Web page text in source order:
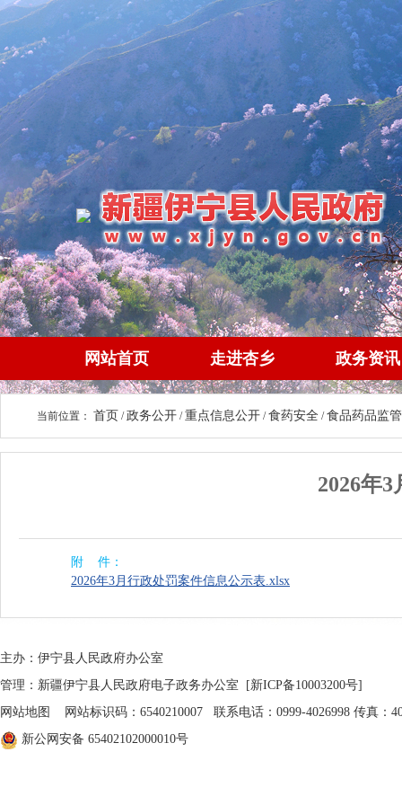
网站首页 走进杏乡 政务资讯
当前位置： 首页 /政务公开 /重点信息公开 /食药安全 /食品药品监管
2026年
附 件：
2026年3月行政处罚案件信息公示表.xlsx
主办：伊宁县人民政府办公室
管理：新疆伊宁县人民政府电子政务办公室
[新ICP备10003200号]
网站地图
网站标识码：6540210007 联系电话：0999-4026998 传真：
新公网安备 65402102000010号